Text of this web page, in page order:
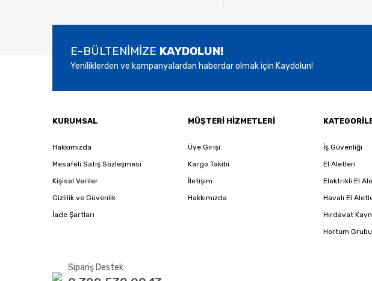
E-BÜLTENİMİZE KAYDOLUN!
Yeniliklerden ve kampanyalardan haberdar olmak için Kaydolun!
KURUMSAL
Hakkımızda
Mesafeli Satış Sözleşmesi
Kişisel Veriler
Gizlilik ve Güvenlik
İade Şartları
MÜŞTERİ HİZMETLERİ
Üye Girişi
Kargo Takibi
İletişim
Hakkımızda
İş Güvenliği
El Aletleri
Elektrikli El
Havalı El
Hırdavat
Hortum Grubu
Sipariş Destek